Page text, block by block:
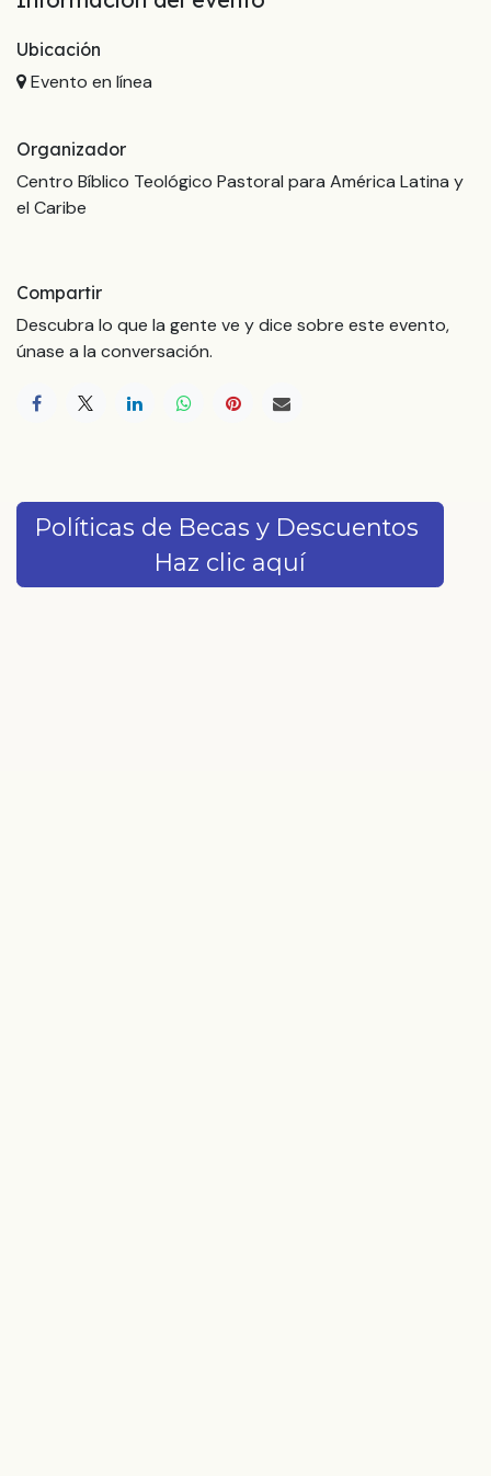
Ubicación
Evento en línea
Organizador
Centro Bíblico Teológico Pastoral para América Latina y
el Caribe
Compartir
Descubra lo que la gente ve y dice sobre este evento,
únase a la conversación.
Políticas de Becas y Descuentos
Haz clic aquí